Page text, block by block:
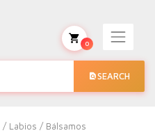
SEARCH
0
/ Labios / Bálsamos